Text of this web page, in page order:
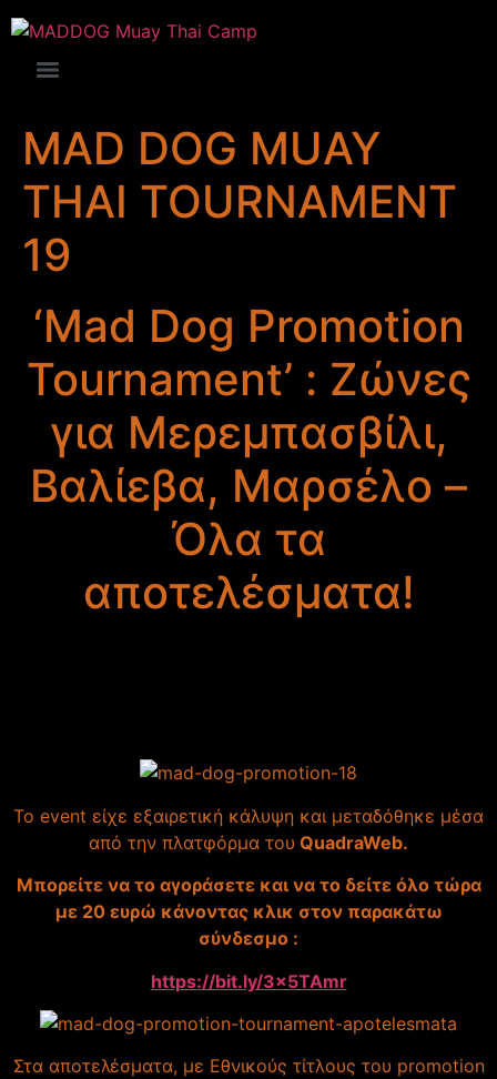
MAD DOG MUAY
THAI TOURNAMENT
19
‘Mad Dog Promotion
Tournament’ : Ζώνες
για Μερεμπασβίλι,
Βαλίεβα, Μαρσέλο –
Όλα τα
αποτελέσματα!
Το event είχε εξαιρετική κάλυψη και μεταδόθηκε μέσα
από την πλατφόρμα του QuadraWeb.
Μπορείτε να το αγοράσετε και να το δείτε όλο τώρα
με 20 ευρώ κάνοντας κλικ στον παρακάτω
σύνδεσμο :
https://bit.ly/3x5TAmr
Στα αποτελέσματα, με Εθνικούς τίτλους του promotion